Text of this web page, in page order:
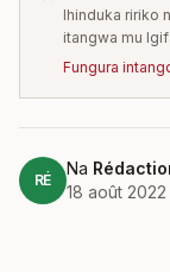
Ihinduka ririko
itangwa mu
Fungura
RÉ
Na
18 août 2022